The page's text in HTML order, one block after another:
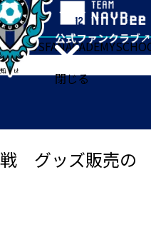
閉じる
GOODSFANACADEMY
らせ
戦 グッズ販売の